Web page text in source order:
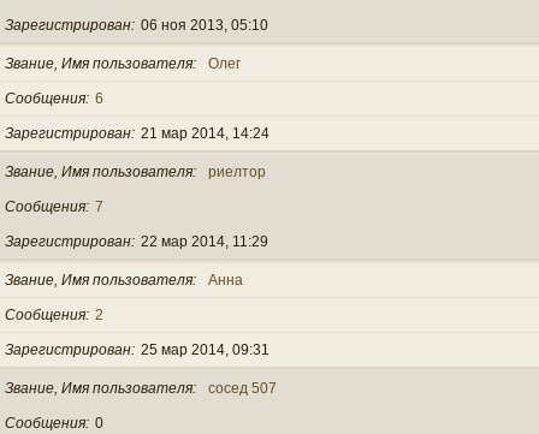
Зарегистрирован 06 ноя 2013, 05:10
Звание, Имя пользователя Олег
Сообщения 6
Зарегистрирован 21 мар 2014, 14:24
Звание, Имя пользователя риелтор
Сообщения 7
Зарегистрирован 22 мар 2014, 11:29
Звание, Имя пользователя Анна
Сообщения 2
Зарегистрирован 25 мар 2014, 09:31
Звание, Имя пользователя сосед 507
Сообщения 0